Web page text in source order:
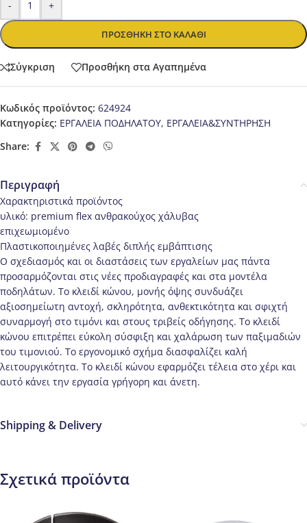
- +
ΠΡΟΣΘΉΚΗ ΣΤΟ ΚΑΛΆΘΙ
Σύγκριση Προσθήκη στα Αγαπημένα
Κωδικός προϊόντος: 624924
Κατηγορίες: ΕΡΓΑΛΕΙΑ ΠΟΔΗΛΑΤΟΥ, ΕΡΓΑΛΕΙΑ&ΣΥΝΤΗΡΗΣΗ
Share:
Περιγραφή
Χαρακτηριστικά προϊόντος
υλικό: premium flex ανθρακούχος χάλυβας
επιχεωμιομένο
Πλαστικοποιημένες λαβές διπλής εμβάπτισης
Ο σχεδιασμός και οι διαστάσεις των εργαλείων μας πάντα
προσαρμόζονται στις νέες προδιαγραφές και στα μοντέλα
ποδηλάτων. Το κλειδί κώνου, μονής όψης συνδυάζει
αξιοσημείωτη αντοχή, σκληρότητα, ανθεκτικότητα και σφιχτή
συναρμογή στο τιμόνι και στους τριβείς οδήγησης. Το κλειδί
κώνου επιτρέπει εύκολη σύσφιξη και χαλάρωση των παξιμαδιών
του τιμονιού. Το εργονομικό σχήμα διασφαλίζει καλή
λειτουργικότητα. Το κλειδί κώνου εφαρμόζει τέλεια στο χέρι και
αυτό κάνει την εργασία γρήγορη και άνετη.
Shipping & Delivery
Σχετικά προϊόντα